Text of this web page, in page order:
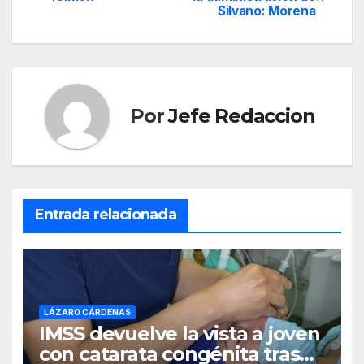
Silvano: Morena
PorJefe Redaccion
Entrada relacionada
LÁZARO CÁRDENAS
IMSS devuelve la vista a joven
con catarata congénita tras